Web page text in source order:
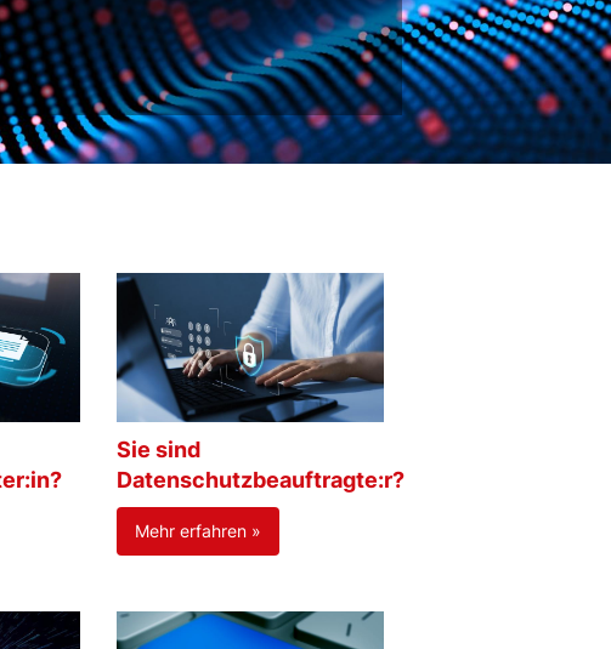
Sie sind
Datenschutzbeauftragte:r?
Mehr erfahren »